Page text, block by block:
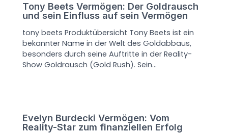
Tony Beets Vermögen: Der Goldrausch
und sein Einfluss auf sein Vermögen
tony beets Produktübersicht Tony Beets ist ein
bekannter Name in der Welt des Goldabbaus,
besonders durch seine Auftritte in der Reality-
Show Goldrausch (Gold Rush). Sein…
Evelyn Burdecki Vermögen: Vom
Reality-Star zum finanziellen Erfolg